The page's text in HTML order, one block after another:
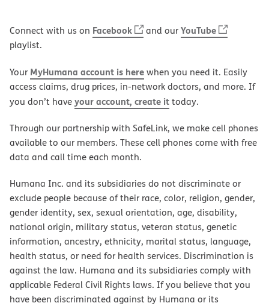
Connect with us on Facebook and ourYouTube
playlist.
Your MyHumana account is herewhen you need it. Easily
access claims, drug prices, in-network doctors, and more. If
you don’t haveyour account, create ittoday.
Through our partnership with SafeLink, we make cell phones
available to our members. These cell phones come with free
data and call time each month.
Humana Inc. and its subsidiaries do not discriminate or
exclude people because of their race, color, religion, gender,
gender identity, sex, sexual orientation, age, disability,
national origin, military status, veteran status, genetic
information, ancestry, ethnicity, marital status, language,
health status, or need for health services. Discrimination is
against the law. Humana and its subsidiaries comply with
applicable Federal Civil Rights laws. If you believe that you
have been discriminated against by Humana or its